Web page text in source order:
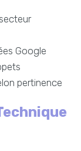
Google
pertinence